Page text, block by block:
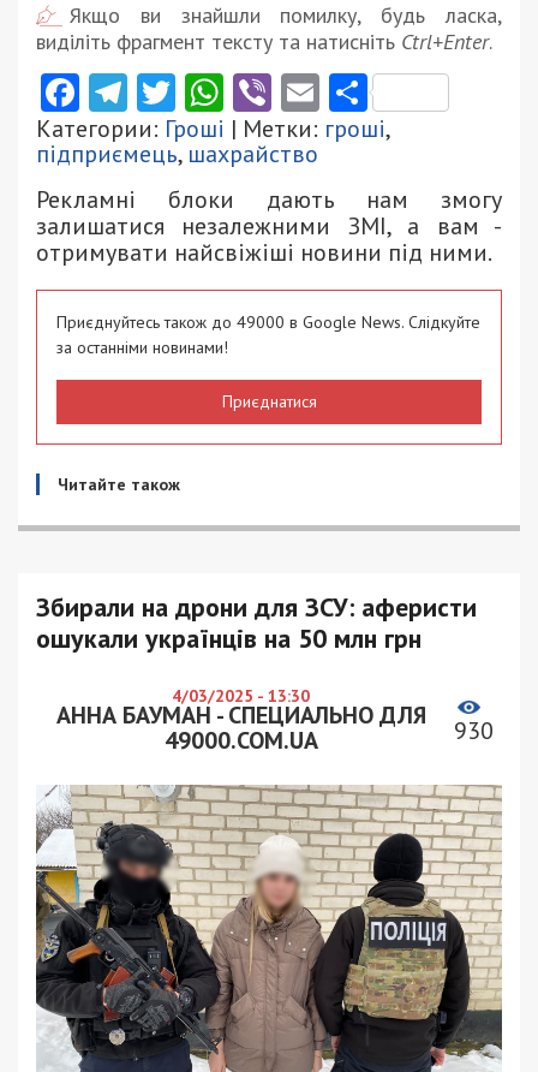
Якщо ви знайшли помилку, будь ласка,
виділіть фрагмент тексту та натисніть Ctrl+Enter.
Facebook
Telegram
Twitter
WhatsApp
ViberEmail
Категории: Гроші | Метки: гроші,
підприємець, шахрайство
Рекламні блоки дають нам змогу
залишатися незалежними ЗМІ, а вам -
отримувати найсвіжіші новини під ними.
Приєднуйтесь також до 49000 в Google News. Слідкуйте
за останніми новинами!
Приєднатися
Читайте також
Збирали на дрони для ЗСУ: аферисти
ошукали українців на 50 млн грн
4/03/2025 - 13:30
АННА БАУМАН - СПЕЦИАЛЬНО ДЛЯ
49000.COM.UA
930